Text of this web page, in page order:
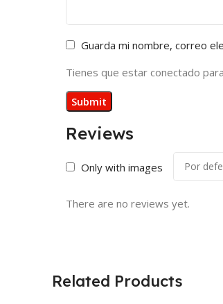
Reviews
Only with images
There are no reviews yet.
Guarda mi nombre, correo
Tienes que estar conectado
Related Products